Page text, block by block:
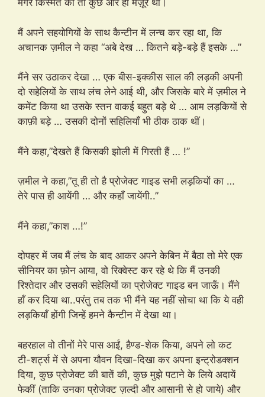
मगर किस्मत को तो कुछ और ही मंज़ूर था।
मैं अपने सहयोगियों के साथ कैन्टीन में लन्च कर रहा था, कि
अचानक ज़मील ने कहा “अबे देख … कितने बड़े-बड़े हैं इसके …”
मैंने सर उठाकर देखा … एक बीस-इक्कीस साल की लड़की अपनी
दो सहेलियों के साथ लंच लेने आई थी, और जिसके बारे में ज़मील ने
कमेंट किया था उसके स्तन वाकई बहुत बड़े थे … आम लड़कियों से
काफ़ी बड़े … उसकी दोनों सहिलियाँ भी ठीक ठाक थीं।
मैंने कहा,”देखते हैं किसकी झोली में गिरती हैं … !”
ज़मील ने कहा,”तू ही तो है प्रोजेक्ट गाइड सभी लड़कियों का …
तेरे पास ही आयेंगी … और कहाँ जायेंगी..”
मैंने कहा,”काश …!”
दोपहर में जब मैं लंच के बाद आकर अपने केबिन में बैठा तो मेरे एक
सीनियर का फ़ोन आया, वो रिक्वेस्ट कर रहे थे कि मैं उनकी
रिश्तेदार और उसकी सहेलियों का प्रोजेक्ट गाइड बन जाऊँ। मैंने
हाँ कर दिया था..परंतु तब तक भी मैंने यह नहीं सोचा था कि ये वही
लड़कियाँ होंगी जिन्हें हमने कैन्टीन में देखा था।
बहरहाल वो तीनों मेरे पास आईं, हैण्ड-शेक किया, अपने लो कट
टी-शर्ट्स में से अपना यौवन दिखा-दिखा कर अपना इन्ट्रोडक्शन
दिया, कुछ प्रोजेक्ट की बातें की, कुछ मुझे पटाने के लिये अदायें
फेकीं (ताकि उनका प्रोजेक्ट ज़ल्दी और आसानी से हो जाये) और